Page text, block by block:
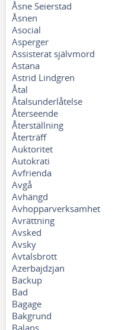
Åsne Seierstad
Åsnen
Asocial
Asperger
Assisterat självmord
Astana
Astrid Lindgren
Åtal
Åtalsunderlåtelse
Återseende
Återställning
Återträff
Auktoritet
Autokrati
Avfrienda
Avgå
Avhängd
Avhopparverksamhet
Avrättning
Avsked
Avsky
Avtalsbrott
Azerbajdzjan
Backup
Bad
Bagage
Bakgrund
Balans